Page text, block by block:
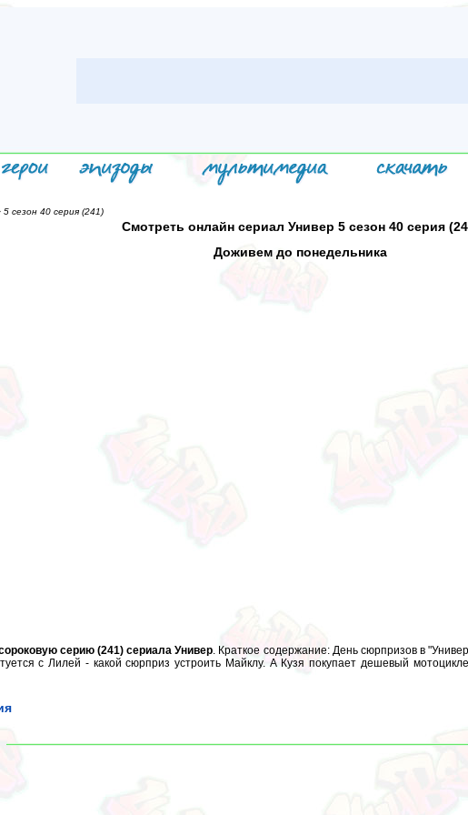
сезон 40 серия (241)
Смотреть онлайн сериал Универ 5 сезон 40 серия
Доживем до понедельника
серию (241) сериала Универ. Краткое содержание: День сюрпризов в
с Лилей - какой сюрприз устроить Майклу. А Кузя покупает дешевый